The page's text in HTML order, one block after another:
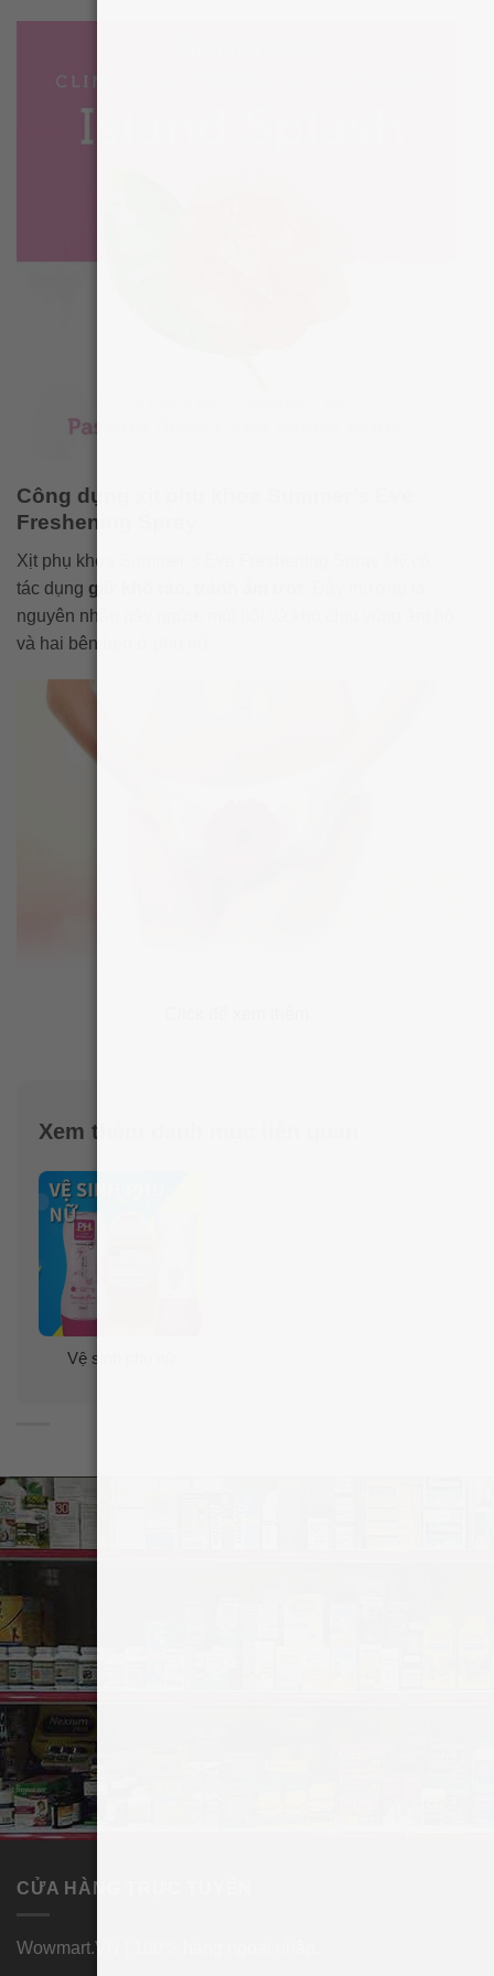
Công dụng xịt phụ khoa Summer’s Eve
Freshening Spray
Xịt phụ khoa Summer’s Eve Freshening Spray Mỹ có
tác dụng giữ khô ráo, tránh ẩm ướt
nguyên nhân gây ngứa, mùi hôi và khó chịu vùng âm hộ
và hai bên bẹn ở phụ nữ.
ngừa v.i.ê.m nhiễm nấm ngứa
Sản phẩm có chứa Vitamin E có công dụng dưỡng ẩm,
cùng với công nghệ khử mùi hôi khó chịu, cho bạn cảm
giác thật nhẹ nhàng và sảng khoái suốt cả ngày mà
không hề gây kích ứng da.
Ưu điểm của Xịt phụ khoa Summer’s Eve Freshening
Spray là có khả năng
giác thoáng mát, sạch sẽ trong suốt 10h
bác sĩ phụ khoa ở Mỹ kiểm chứng.
Xem thêm danh mục liên quan
Vệ sinh phụ nữ
CỬA HÀNG TRỰC TUYẾN
Wowmart.VN | 100% hàng ngoại nhập.